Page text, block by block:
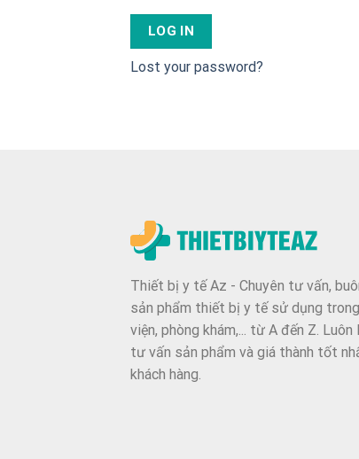
LOG IN
Lost your password?
Thiết bị y tế Az - Chuyên tư vấn,
sản phẩm thiết bị y tế sử dụng
viện, phòng khám,... từ A đến Z.
tư vấn sản phẩm và giá thành tốt
khách hàng.